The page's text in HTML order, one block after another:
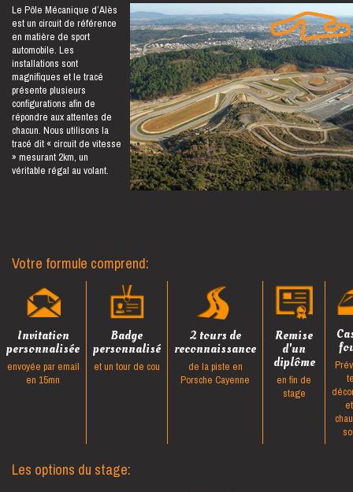
Le Pôle Mécanique d’Alès
est un circuit de référence
en matière de sport
automobile. Les
installations sont
magnifiques et le tracé
présente plusieurs
configurations afin de
répondre aux attentes de
chacun. Nous utilisons la
tracé dit « circuit de vitesse
» mesurant 2km, un
véritable régal au volant.
Votre formule comprend:
Invitation
personnalisée
envoyée par email
en 15mn
Badge
personnalisé
et un tour de cou
2 tours de
reconnaissance
de la piste en
Porsche Cayenne
Remise
d'un
diplôme
en fin de
stage
Les options du stage: